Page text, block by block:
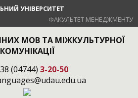
УНІВЕРСИТЕТ
ФАКУЛЬТЕТ МЕНЕДЖМЕНТУ
МОВ ТА МІЖКУЛЬТУРНОЇ
КОМУНІКАЦІЇ
(04744) 3-20-50